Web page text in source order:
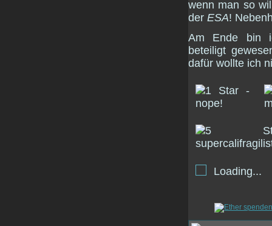
wenn man so
der ESA!
Am Ende bin
beteiligt
dafür wollte ich
Loading...